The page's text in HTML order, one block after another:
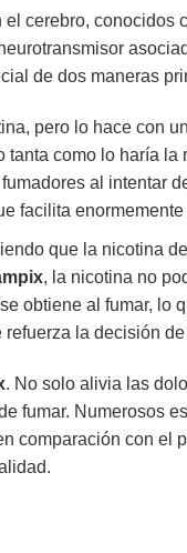
cerebro, conocidos
de dos maneras
pero lo hace con
como lo haría la
al intentar
facilita
que la nicotina
, la nicotina no
obtiene al fumar, lo
la decisión
. No solo alivia las
fumar. Numerosos
comparación con el